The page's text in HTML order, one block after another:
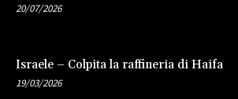
20/07/2026
Israele – Colpita la raffineria di Haifa
19/03/2026